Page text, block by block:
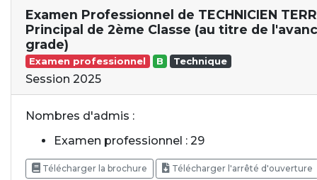
Examen Professionnel de TECHNICIEN
Principal de 2ème Classe (au titre de
grade)
Examen professionnel B Technique
Session 2025
Nombres d'admis :
Examen professionnel : 29
Télécharger la brochure Télécharger l'arrêté d'ouverture